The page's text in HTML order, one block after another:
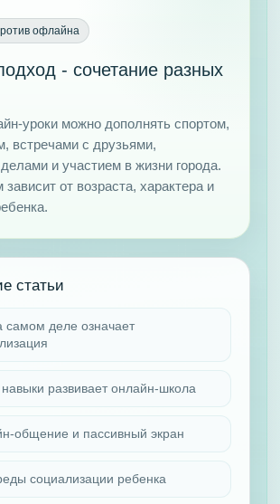
офлайна
- сочетание разных
уроки можно дополнять спортом,
встречами с друзьями,
и участием в жизни города.
от возраста, характера и
статьи
самом деле означает
навыки развивает онлайн-школа
общение и пассивный экран
социализации ребенка